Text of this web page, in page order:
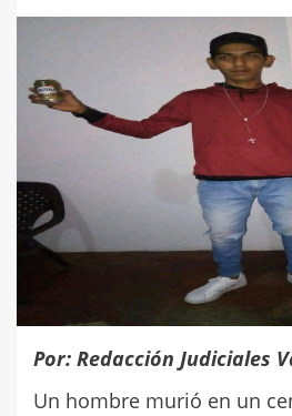
Por: Redacción Judiciales
Un hombre murió en un